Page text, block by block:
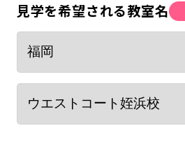
見学を希望される教室名